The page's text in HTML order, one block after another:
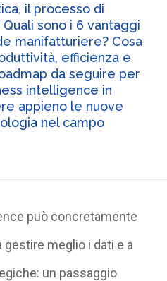
il processo di
sono i 6 vantaggi
manifatturiere? Cosa
efficienza e
da seguire per
intelligence in
appieno le nuove
nel campo
può concretamente
gestire meglio i dati e a
un passaggio